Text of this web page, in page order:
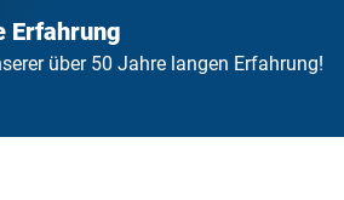
Erfahrung
über 50 Jahre langen Erfahrung!